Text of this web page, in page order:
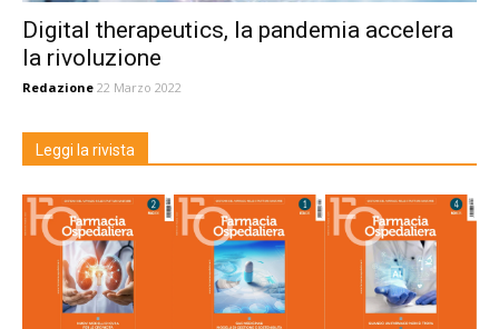
Digital therapeutics, la pandemia accelera
la rivoluzione
Redazione 22 Marzo 2022
Leggi la rivista